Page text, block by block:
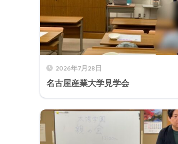
2026年7月28日
名古屋産業大学見学会